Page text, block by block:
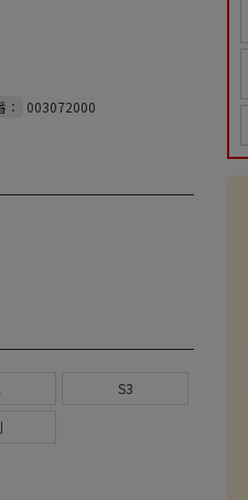
003072000
S3